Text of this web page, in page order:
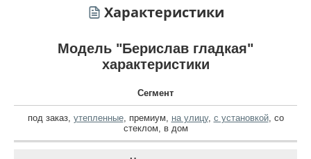
Характеристики
Модель "Берислав гладкая"
характеристики
Сегмент
под заказ, утепленные, премиум на улицу, с установкой, со
стеклом
в дом